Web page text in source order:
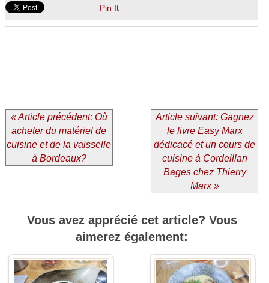
Pin It
« Article précédent: Où
acheter du matériel de
cuisine et de la vaisselle
à Bordeaux?
Article suivant: Gagnez
le livre Easy Marx
dédicacé et un cours de
cuisine à Cordeillan
Bages chez Thierry
Marx »
Vous avez apprécié cet article? Vous
aimerez également: